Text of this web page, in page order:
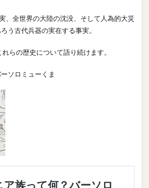
、全世界の大陸の沈没、そして人為的大災
う古代兵器の実在する事実。
らの歴史について語り続けます。
ソロミューくま